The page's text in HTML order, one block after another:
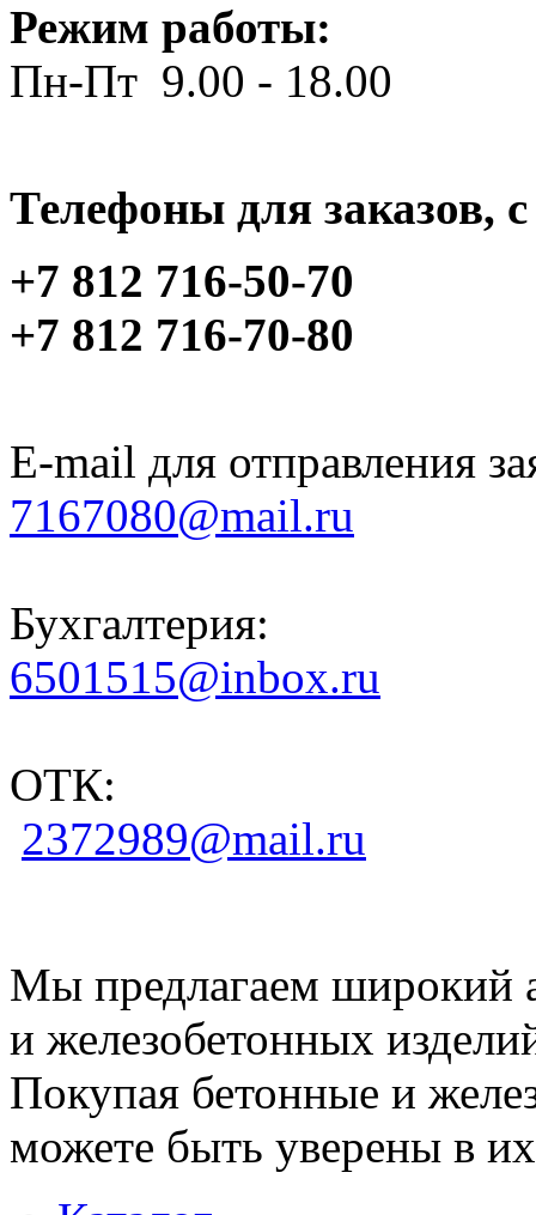
Режим работы:
Пн-Пт 9.00 - 18.00
Телефоны для заказов,
+7 812 716-50-70
+7 812 716-70-80
E-mail для отправления
7167080@mail.ru
Бухгалтерия:
6501515@inbox.ru
ОТК:
2372989@mail.ru
Мы предлагаем широкий
и железобетонных
Покупая бетонные и
можете быть уверены в их